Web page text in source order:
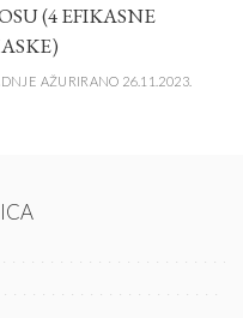
(4 EFIKASNE
AŽURIRANO 26.11.2023.